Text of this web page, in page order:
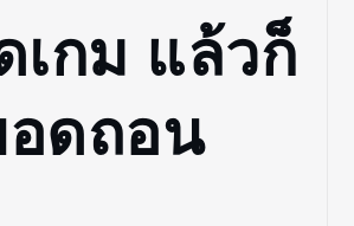
เกม แล้วก็
อดถอน